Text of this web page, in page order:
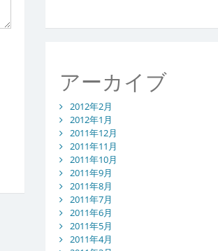
アーカイブ
2012年2月
2012年1月
2011年12月
2011年11月
2011年10月
2011年9月
2011年8月
2011年7月
2011年6月
2011年5月
2011年4月